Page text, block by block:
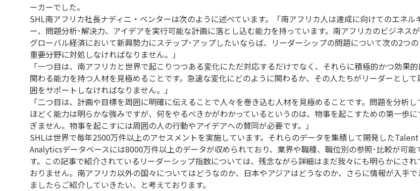
ーカーでした。
SHL南アフリカ社長ナディニ・ベンターは次のように述べています。「南アフリカ人は達成に向けてのエネル
ー、問題分析･解決力、アイデアを実行可能な計画に落とし込む能力を持っています。南アフリカのビジネスが
グローバル経済において新興勢力にステップ･アップしたいならば、リーダーシップの問題について次の2つの
重要分野に対処しなければなりません。」
「一つ目は、南アフリカと世界で起こりつつある変化にただ対応するだけでなく、それらに積極的かつ効果的
関わる能力を持つ人材を見極めることです。急速な変化にどのように関わるか、その人たちがリーダーとして
囲をサポートしなければなりません。」
「二つ目は、計画や目標を周囲に明確に伝えることで人々を巻き込む人材を見極めることです。問題を分析し
ほどく能力は明らかな強みですが、何をやるべきかがわかっているというのは、物事を起こすための第一歩に
ぎません。物事を起こすには周囲の人の行動やアイデアへの賛同が必要です。」
SHLは世界で毎年2500万件以上のアセスメントを実施しています。それらのデータを集積して開発したTalent
Analyticsデータベースには8000万件以上のデータが収められており、業界や職種、職位別の参照･比較が可能
す。この記事で紹介されているリーダーシップ指数については、残念ながら詳細はまだ我々にも明らかにされ
おりません。南アフリカ以外の国々についてはどうなのか、日本やアジアはどうなのか、さらに情報が入手で
ましたらご紹介していきたい、と考えております。